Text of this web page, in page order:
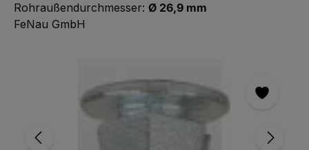
Rohraußendurchmesser: Ø 26,9 mm
FeNau GmbH